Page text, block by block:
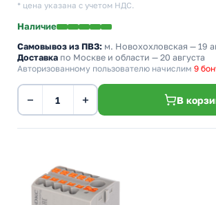
* цена указана с учетом НДС.
Наличие
Самовывоз из ПВЗ: м. Новохохловская — 19
Доставка по Москве и области — 20 августа
Авторизованному пользователю начислим 9
− + В